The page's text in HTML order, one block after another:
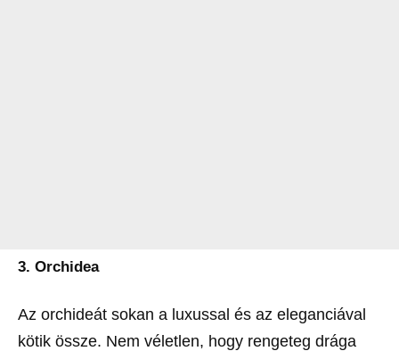
3. Orchidea
Az orchideát sokan a luxussal és az eleganciával
kötik össze. Nem véletlen, hogy rengeteg drága